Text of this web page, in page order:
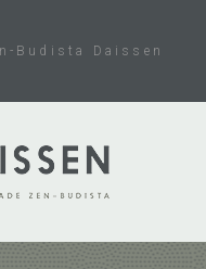
Budista Daissen